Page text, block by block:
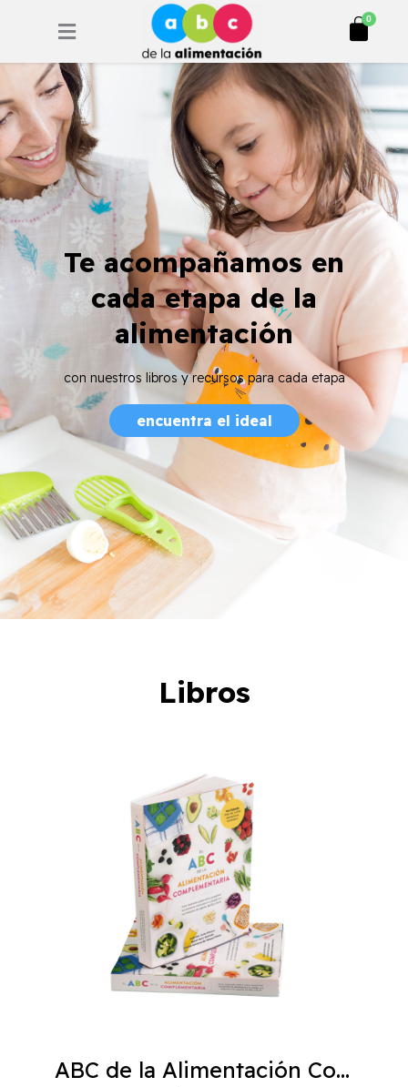
0
Cart
Te acompañamos en
cada etapa de la
alimentación
con nuestros libros y recursos para cada etapa
encuentra el ideal
Libros
ABC de la Alimentación Complementaria 4ta edición